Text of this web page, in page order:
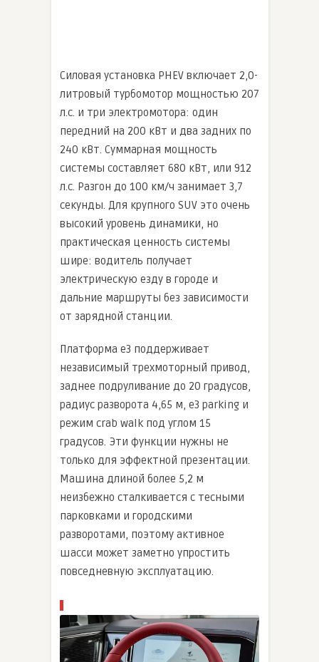
Силовая установка PHEV включает 2,0-
литровый турбомотор мощностью 207
л.с. и три электромотора: один
передний на 200 кВт и два задних по
240 кВт. Суммарная мощность
системы составляет 680 кВт, или 912
л.с. Разгон до 100 км/ч занимает 3,7
секунды. Для крупного SUV это очень
высокий уровень динамики, но
практическая ценность системы
шире: водитель получает
электрическую езду в городе и
дальние маршруты без зависимости
от зарядной станции.
Платформа e3 поддерживает
независимый трехмоторный привод,
заднее подруливание до 20 градусов,
радиус разворота 4,65 м, e3 parking и
режим crab walk под углом 15
градусов. Эти функции нужны не
только для эффектной презентации.
Машина длиной более 5,2 м
неизбежно сталкивается с тесными
парковками и городскими
разворотами, поэтому активное
шасси может заметно упростить
повседневную эксплуатацию.